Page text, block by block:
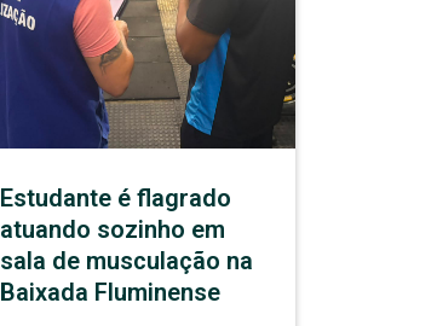
Estudante é flagrado
atuando sozinho em
sala de musculação na
Baixada Fluminense